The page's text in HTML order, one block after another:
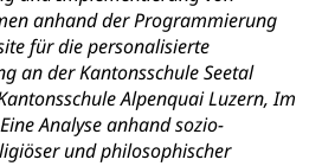
anhand der Programmierung
für die personalisierte
an der Kantonsschule Seetal
Alpenquai Luzern,Im
Analyse anhand sozio-
und philosophischer
Militärdienstpflicht,
Militärdienstverweigerer,
Militär